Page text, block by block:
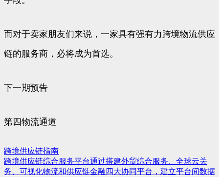
而对于卖家朋友们来说，一家具有强有力跨境物流供应
链的服务商，必将成为首选。
下一期预告
第四物流通道
文
章
跨境供应链指南
跨境供应链综合服务平台通过搭建外贸综合服务、全球云关
务、可视化物流和供应链金融四大协同平台，建立平台间数据